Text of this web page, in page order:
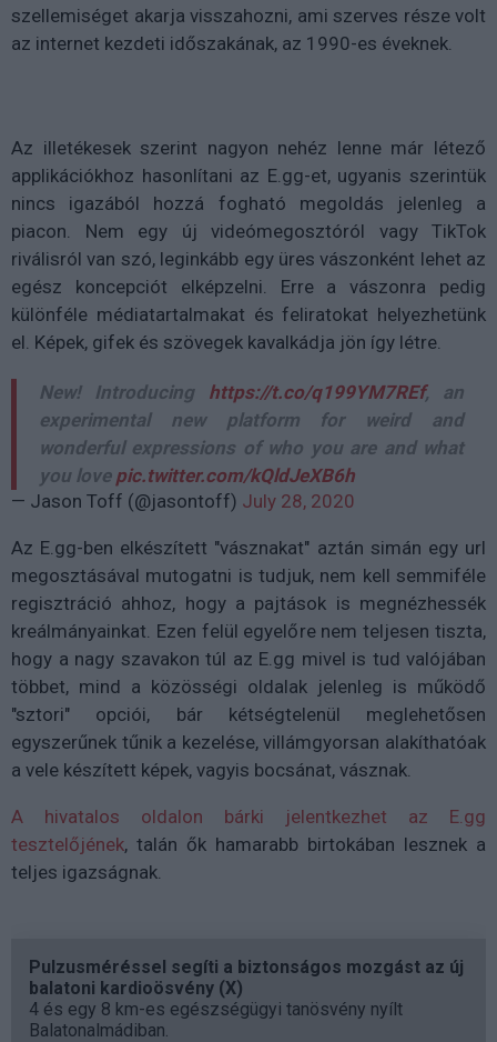
szellemiséget akarja visszahozni, ami szerves része volt
az internet kezdeti időszakának, az 1990-es éveknek.
Az illetékesek szerint nagyon nehéz lenne már létező
applikációkhoz hasonlítani az E.gg-et, ugyanis szerintük
nincs igazából hozzá fogható megoldás jelenleg a
piacon. Nem egy új videómegosztóról vagy TikTok
riválisról van szó, leginkább egy üres vászonként lehet az
egész koncepciót elképzelni. Erre a vászonra pedig
különféle médiatartalmakat és feliratokat helyezhetünk
el. Képek, gifek és szövegek kavalkádja jön így létre.
New! Introducing https://t.co/q199YM7REf, an
experimental new platform for weird and
wonderful expressions of who you are and what
you love pic.twitter.com/kQldJeXB6h
— Jason Toff (@jasontoff) July 28, 2020
Az E.gg-ben elkészített "vásznakat" aztán simán egy url
megosztásával mutogatni is tudjuk, nem kell semmiféle
regisztráció ahhoz, hogy a pajtások is megnézhessék
kreálmányainkat. Ezen felül egyelőre nem teljesen tiszta,
hogy a nagy szavakon túl az E.gg mivel is tud valójában
többet, mind a közösségi oldalak jelenleg is működő
"sztori" opciói, bár kétségtelenül meglehetősen
egyszerűnek tűnik a kezelése, villámgyorsan alakíthatóak
a vele készített képek, vagyis bocsánat, vásznak.
A hivatalos oldalon bárki jelentkezhet az E.gg
tesztelőjének, talán ők hamarabb birtokában lesznek a
teljes igazságnak.
Pulzusméréssel segíti a biztonságos mozgást az új
balatoni kardioösvény (X)
4 és egy 8 km-es egészségügyi tanösvény nyílt
Balatonalmádiban.